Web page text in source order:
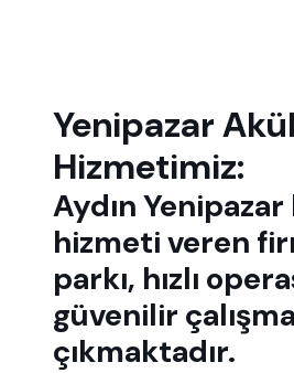
Yenipazar
Hizmetimiz:
Aydın
hizmeti veren
parkı, hızlı
güvenilir
çıkmaktadır.